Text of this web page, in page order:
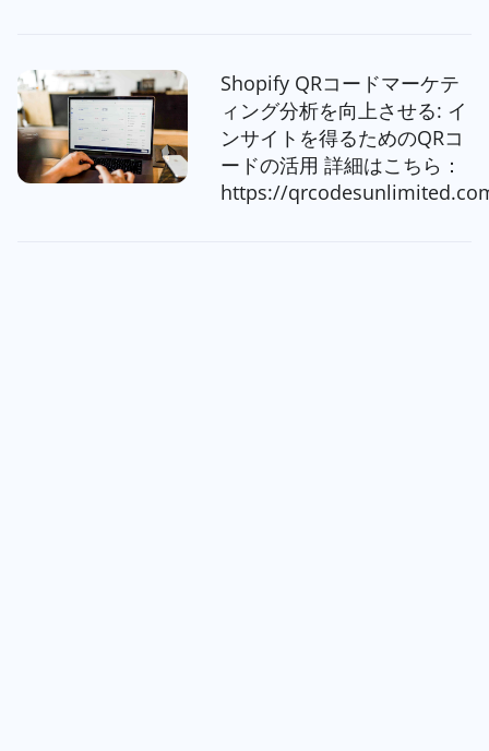
Shopify QRコードマーケテ
ィング分析を向上させる: イ
ンサイトを得るためのQRコ
ードの活用 詳細はこちら：
https://